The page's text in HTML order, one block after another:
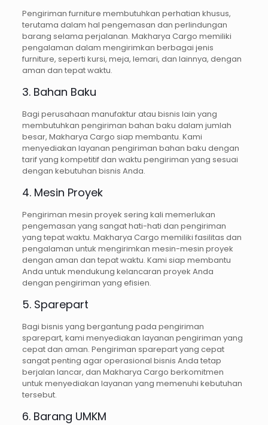
Pengiriman furniture membutuhkan perhatian khusus,
terutama dalam hal pengemasan dan perlindungan
barang selama perjalanan. Makharya Cargo memiliki
pengalaman dalam mengirimkan berbagai jenis
furniture, seperti kursi, meja, lemari, dan lainnya, dengan
aman dan tepat waktu.
3. Bahan Baku
Bagi perusahaan manufaktur atau bisnis lain yang
membutuhkan pengiriman bahan baku dalam jumlah
besar, Makharya Cargo siap membantu. Kami
menyediakan layanan pengiriman bahan baku dengan
tarif yang kompetitif dan waktu pengiriman yang sesuai
dengan kebutuhan bisnis Anda.
4. Mesin Proyek
Pengiriman mesin proyek sering kali memerlukan
pengemasan yang sangat hati-hati dan pengiriman
yang tepat waktu. Makharya Cargo memiliki fasilitas dan
pengalaman untuk mengirimkan mesin-mesin proyek
dengan aman dan tepat waktu. Kami siap membantu
Anda untuk mendukung kelancaran proyek Anda
dengan pengiriman yang efisien.
5. Sparepart
Bagi bisnis yang bergantung pada pengiriman
sparepart, kami menyediakan layanan pengiriman yang
cepat dan aman. Pengiriman sparepart yang cepat
sangat penting agar operasional bisnis Anda tetap
berjalan lancar, dan Makharya Cargo berkomitmen
untuk menyediakan layanan yang memenuhi kebutuhan
tersebut.
6. Barang UMKM